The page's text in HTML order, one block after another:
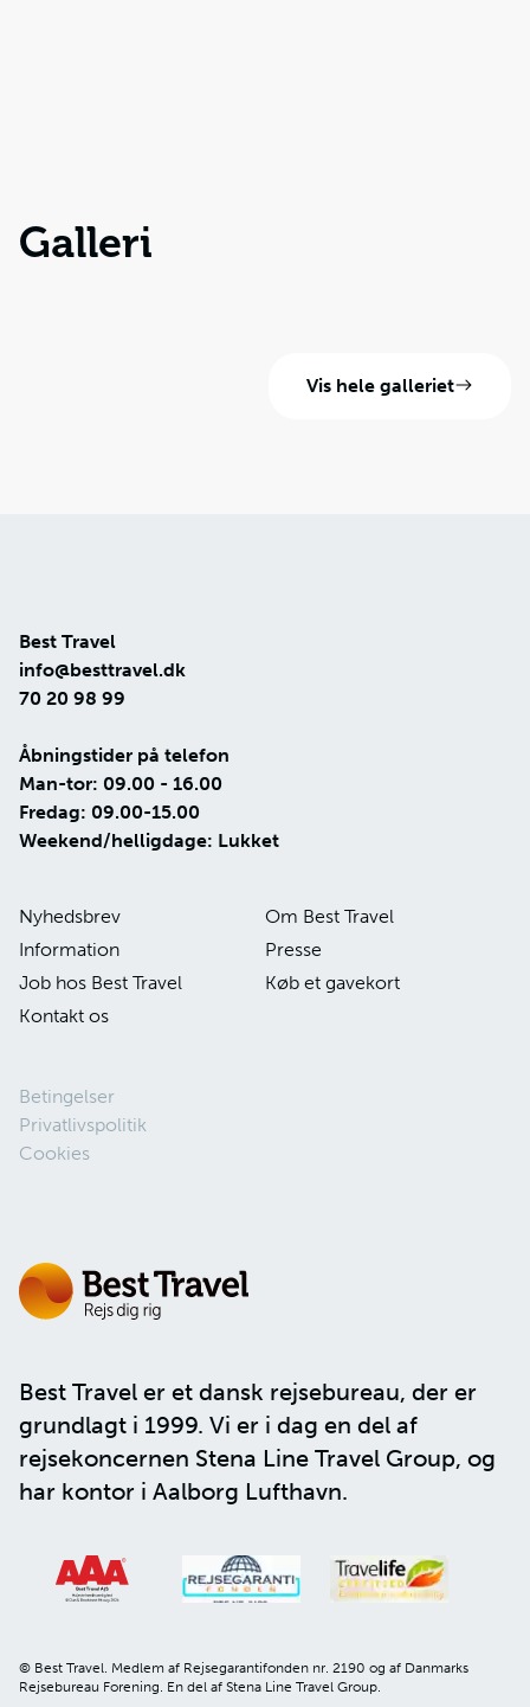
Galleri
Vis hele galleriet
Best Travel er et dansk rejsebureau, der er
grundlagt i 1999. Vi er i dag en del af
rejsekoncernen Stena Line Travel Group, og
har kontor i Aalborg Lufthavn.
© Best Travel. Medlem af Rejsegarantifonden nr. 2190 og af Danmarks
Rejsebureau Forening. En del af Stena Line Travel Group.
Best Travel
info@besttravel.dk
70 20 98 99
Åbningstider på telefon
Man-tor: 09.00 - 16.00
Fredag: 09.00-15.00
Weekend/helligdage: Lukket
Nyhedsbrev
Om Best Travel
Information
Presse
Job hos Best Travel
Køb et gavekort
Kontakt os
Betingelser
Privatlivspolitik
Cookies